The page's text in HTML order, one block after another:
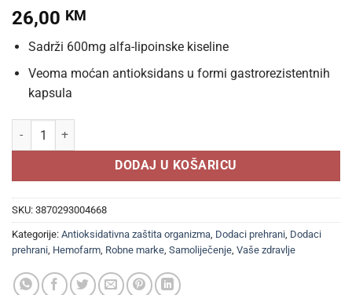
26,00 KM
Sadrži 600mg alfa-lipoinske kiseline
Veoma moćan antioksidans u formi gastrorezistentnih
kapsula
Hemofarm Eunova Alphalipoin 600mg 30 kapsula količina
DODAJ U KOŠARICU
SKU: 3870293004668
Kategorije: Antioksidativna zaštita organizma, Dodaci prehrani, Dodaci
prehrani, Hemofarm, Robne marke, Samoliječenje, Vaše zdravlje